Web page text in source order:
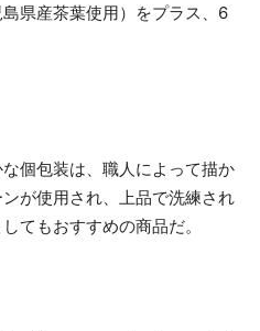
県産茶葉使用）をプラス、6
個包装は、職人によって描か
が使用され、上品で洗練され
てもおすすめの商品だ。